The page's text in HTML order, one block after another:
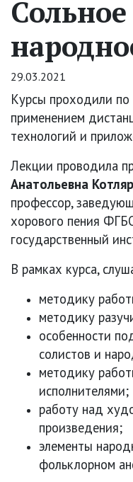
29.03.2021
Курсы проходили
применением
технологий и
Лекции проводила
Анатольевна
профессор,
хорового пения
государственный
В рамках курса,
методику
методику
особенности
солистов и
методику
исполнителями;
работу над
произведения;
элементы
фольклорном